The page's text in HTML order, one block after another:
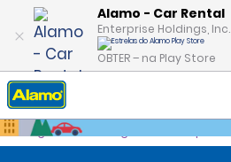
Alamo - Car Rental
Enterprise Holdings, Inc.
OBTER – na Play Store
Página inicial